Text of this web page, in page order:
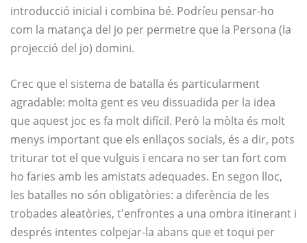
introducció inicial i combina bé. Podríeu pensar-ho
com la matança del jo per permetre que la Persona (la
projecció del jo) domini.
Crec que el sistema de batalla és particularment
agradable: molta gent es veu dissuadida per la idea
que aquest joc es fa molt difícil. Però la mòlta és molt
menys important que els enllaços socials, és a dir, pots
triturar tot el que vulguis i encara no ser tan fort com
ho faries amb les amistats adequades. En segon lloc,
les batalles no són obligatòries: a diferència de les
trobades aleatòries, t'enfrontes a una ombra itinerant i
després intentes colpejar-la abans que et toqui per